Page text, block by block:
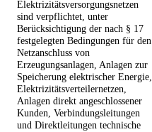
Elektrizitätsversorgungsnetzen
sind verpflichtet, unter
Berücksichtigung der nach § 17
festgelegten Bedingungen für den
Netzanschluss von
Erzeugungsanlagen, Anlagen zur
Speicherung elektrischer Energie,
Elektrizitätsverteilernetzen,
Anlagen direkt angeschlossener
Kunden, Verbindungsleitungen
und Direktleitungen technische